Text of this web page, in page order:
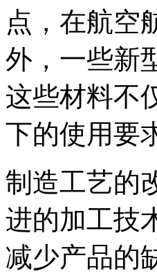
点，在航空
外，一些新
这些材料不
下的使用要
制造工艺的
进的加工技
减少产品的